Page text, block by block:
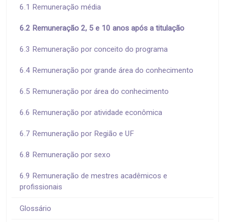
6.1 Remuneração média
6.2 Remuneração 2, 5 e 10 anos após a titulação
6.3 Remuneração por conceito do programa
6.4 Remuneração por grande área do conhecimento
6.5 Remuneração por área do conhecimento
6.6 Remuneração por atividade econômica
6.7 Remuneração por Região e UF
6.8 Remuneração por sexo
6.9 Remuneração de mestres acadêmicos e
profissionais
Glossário